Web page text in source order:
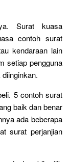
Surat kuasa
contoh surat
kendaraan lain
setiap pengguna
5 contoh surat
baik dan benar
ada beberapa
surat perjanjian